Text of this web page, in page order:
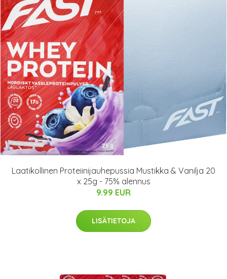
Laatikollinen Proteiinijauhepussia Mustikka & Vanilja 20
x 25g - 75% alennus
9.99 EUR
LISÄTIETOJA